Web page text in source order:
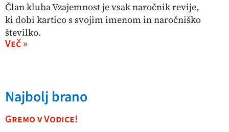
Član kluba Vzajemnost je vsak naročnik revije,
ki dobi kartico s svojim imenom in naročniško
številko.
Več »
Najbolj brano
Gremo v Vodice!